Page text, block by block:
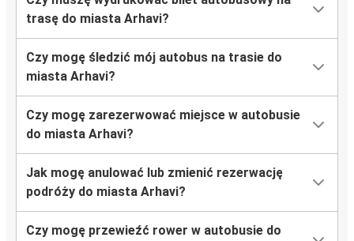
trasę do miasta Arhavi?
Czy mogę śledzić mój autobus na trasie do
miasta Arhavi?
Czy mogę zarezerwować miejsce w autobusie
do miasta Arhavi?
Jak mogę anulować lub zmienić rezerwację
podróży do miasta Arhavi?
Czy mogę przewieźć rower w autobusie do